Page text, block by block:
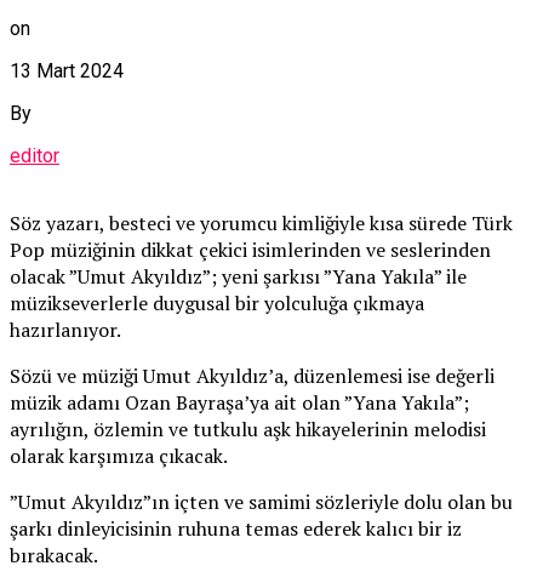
on
13 Mart 2024
By
editor
Söz yazarı, besteci ve yorumcu kimliğiyle kısa sürede Türk
Pop müziğinin dikkat çekici isimlerinden ve seslerinden
olacak ”Umut Akyıldız”; yeni şarkısı ”Yana Yakıla” ile
müzikseverlerle duygusal bir yolculuğa çıkmaya
hazırlanıyor.
Sözü ve müziği Umut Akyıldız’a, düzenlemesi ise değerli
müzik adamı Ozan Bayraşa’ya ait olan ”Yana Yakıla”;
ayrılığın, özlemin ve tutkulu aşk hikayelerinin melodisi
olarak karşımıza çıkacak.
”Umut Akyıldız”ın içten ve samimi sözleriyle dolu olan bu
şarkı dinleyicisinin ruhuna temas ederek kalıcı bir iz
bırakacak.